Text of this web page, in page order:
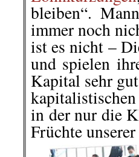
bleiben“.
immer noch
ist es nicht –
und spielen
Kapital sehr
in der nur die
Früchte